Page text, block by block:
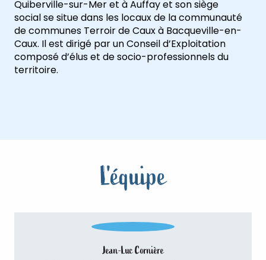
Quiberville-sur-Mer et à Auffay et son siège
social se situe dans les locaux de la communauté
de communes Terroir de Caux à Bacqueville-en-
Caux. Il est dirigé par un Conseil d’Exploitation
composé d’élus et de socio-professionnels du
territoire.
L'équipe
Jean-Luc Cornière